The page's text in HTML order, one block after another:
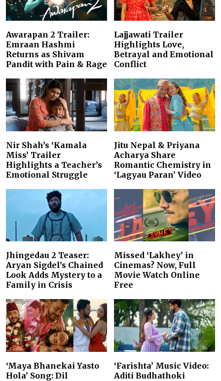
Awarapan 2 Trailer:
Emraan Hashmi
Returns as Shivam
Pandit with Pain & Rage
Lajjawati Trailer
Highlights Love,
Betrayal and Emotional
Conflict
Nir Shah’s ‘Kamala
Miss’ Trailer
Highlights a Teacher’s
Emotional Struggle
Jitu Nepal & Priyana
Acharya Share
Romantic Chemistry in
‘Lagyau Paran’ Video
Jhingedau 2 Teaser:
Aryan Sigdel’s Chained
Look Adds Mystery to a
Family in Crisis
Missed ‘Lakhey’ in
Cinemas? Now, Full
Movie Watch Online
Free
‘Maya Bhanekai Yasto
Hola’ Song: Dil
‘Farishta’ Music Video:
Aditi Budhathoki